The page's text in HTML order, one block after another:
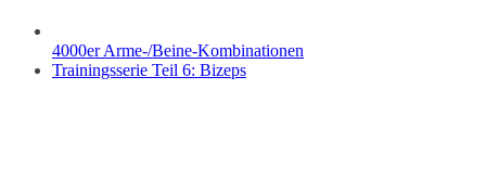
4000er Arme-/Beine-Kombinationen
Trainingsserie Teil 6: Bizeps